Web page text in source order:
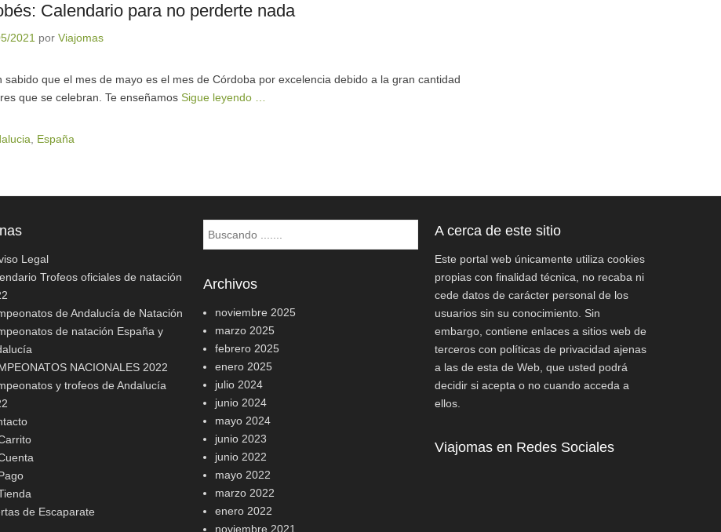
Calendario para no perderte nada
2021 por Viajomas
sabido que el mes de mayo es el mes de Córdoba por excelencia debido a la gran cantidad
que se celebran. Te enseñamos Sigue leyendo …
España
Legal
Trofeos oficiales de natación
de Andalucía de Natación
de natación España y
NACIONALES 2022
y trofeos de Andalucía
de Escaparate
Buscar
Archivos
noviembre 2025
marzo 2025
febrero 2025
enero 2025
julio 2024
junio 2024
mayo 2024
junio 2023
junio 2022
mayo 2022
marzo 2022
enero 2022
noviembre 2021
A cerca de este sitio
Este portal web únicamente utiliza cookies
propias con finalidad técnica, no recaba ni
cede datos de carácter personal de los
usuarios sin su conocimiento. Sin
embargo, contiene enlaces a sitios web de
terceros con políticas de privacidad ajenas
a las de esta de Web, que usted podrá
decidir si acepta o no cuando acceda a
ellos.
Viajomas en Redes Sociales